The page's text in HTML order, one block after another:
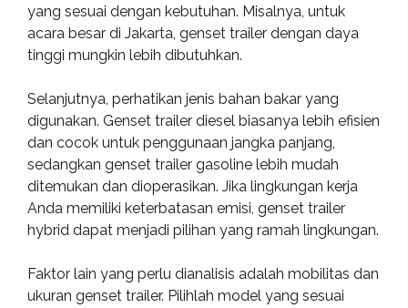
yang sesuai dengan kebutuhan. Misalnya, untuk
acara besar di Jakarta, genset trailer dengan daya
tinggi mungkin lebih dibutuhkan.
Selanjutnya, perhatikan jenis bahan bakar yang
digunakan. Genset trailer diesel biasanya lebih efisien
dan cocok untuk penggunaan jangka panjang,
sedangkan genset trailer gasoline lebih mudah
ditemukan dan dioperasikan. Jika lingkungan kerja
Anda memiliki keterbatasan emisi, genset trailer
hybrid dapat menjadi pilihan yang ramah lingkungan.
Faktor lain yang perlu dianalisis adalah mobilitas dan
ukuran genset trailer. Pilihlah model yang sesuai